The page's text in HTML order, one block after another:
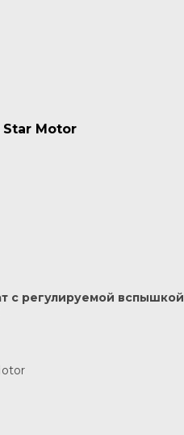
Motor
с регулируемой вспышкой